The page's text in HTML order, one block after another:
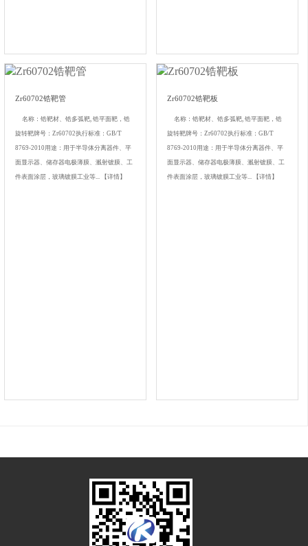
Zr60702锆靶管
名称：锆靶材、锆多弧靶, 锆平面靶，锆
旋转靶牌号：Zr60702执行标准：GB/T
8769-2010用途：用于半导体分离器件、平
面显示器、储存器电极薄膜、溅射镀膜、工
件表面涂层，玻璃镀膜工业等... 【详情】
Zr60702锆靶板
名称：锆靶材、锆多弧靶, 锆平面靶，锆
旋转靶牌号：Zr60702执行标准：GB/T
8769-2010用途：用于半导体分离器件、平
面显示器、储存器电极薄膜、溅射镀膜、工
件表面涂层，玻璃镀膜工业等... 【详情】